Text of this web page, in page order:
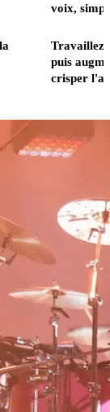
voix,
Travaillez
puis
crisper